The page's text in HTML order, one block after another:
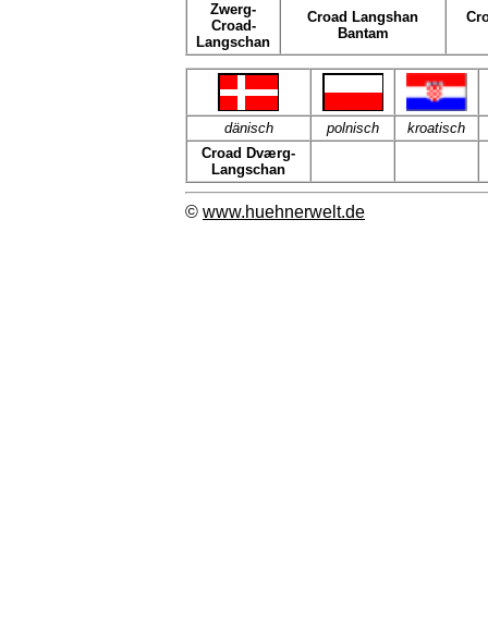
Zwerg-
Croad-
Langschan
Croad Langshan
Bantam
dänisch polnisch
kroatisch
Croad Dværg-
Langschan
© www.huehnerwelt.de